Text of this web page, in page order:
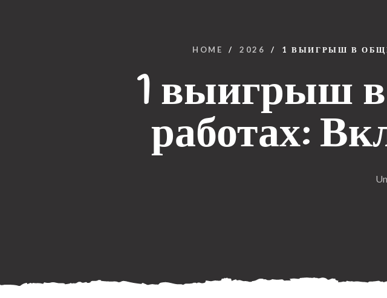
HOME / 2026 / 1 ВЫИГРЫШ В
1 выигрыш
работах: